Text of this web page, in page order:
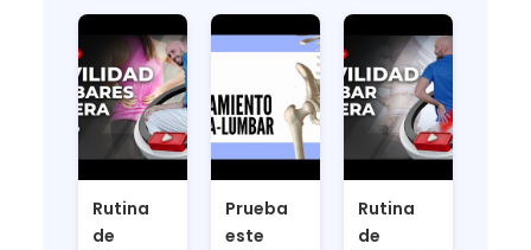
Rutina
de
Prueba
este
Rutina
de